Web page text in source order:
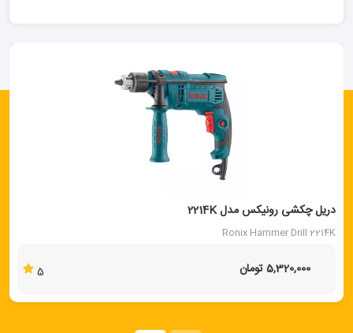
دریل چکشی رونیکس مدل 2214K
Ronix Hammer Drill 2214K
5,320,000 تومان 5